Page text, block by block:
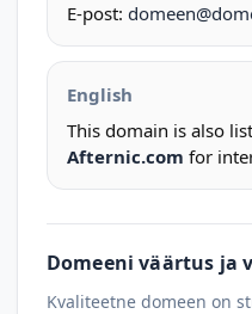
E-post:
English
This domain is also
Afternic.com for
Domeeni väärtus ja
Kvaliteetne domeen on